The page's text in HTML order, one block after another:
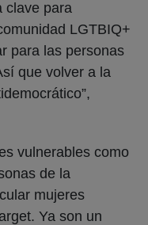
clave para
LGTBIQ+
para las personas
que volver a la
vulnerables como
de la
mujeres
Ya son un